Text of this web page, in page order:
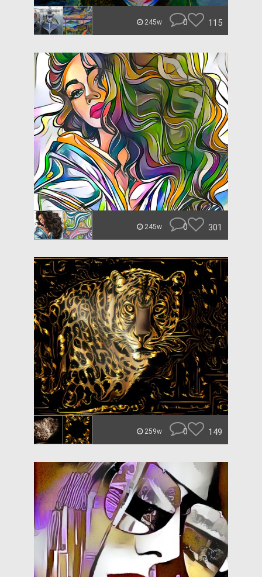
245w 0 115
245w 0 301
259w 0 149